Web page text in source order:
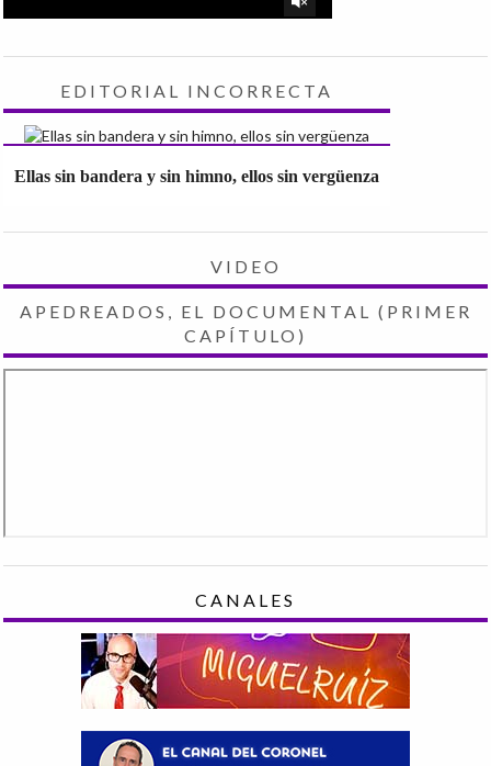
EDITORIAL INCORRECTA
Ellas sin bandera y sin himno, ellos sin vergüenza
VIDEO
APEDREADOS, EL DOCUMENTAL (PRIMER
CAPÍTULO)
CANALES